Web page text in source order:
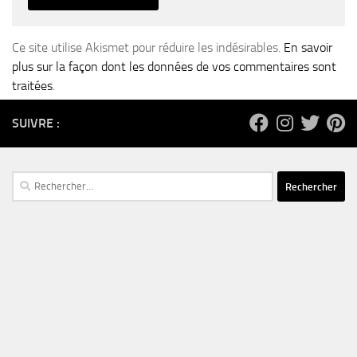
Ce site utilise Akismet pour réduire les indésirables. En savoir
plus sur la façon dont les données de vos commentaires sont
traitées.
SUIVRE :
Rechercher :